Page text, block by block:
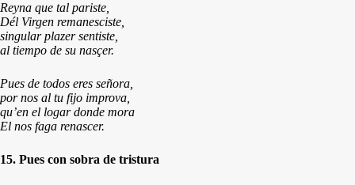
Reyna que tal pariste,
Dél Virgen remanesciste,
singular plazer sentiste,
al tiempo de su nasçer.
Pues de todos eres señora,
por nos al tu fijo improva,
qu’en el logar donde mora
El nos faga renascer.
15. Pues con sobra de tristura